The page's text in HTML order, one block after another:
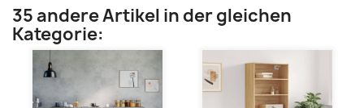
35 andere Artikel in der gleichen
Kategorie: